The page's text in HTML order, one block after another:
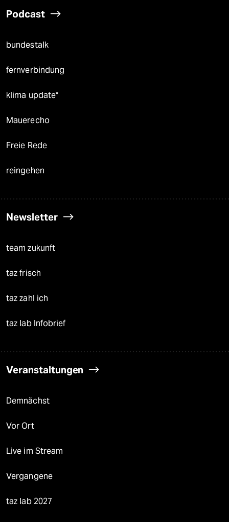
Podcast
bundestalk
fernverbindung
klima update°
Mauerecho
Freie Rede
reingehen
Newsletter
team zukunft
taz frisch
taz zahl ich
taz lab Infobrief
Veranstaltungen
Demnächst
Vor Ort
Live im Stream
Vergangene
taz lab 2027